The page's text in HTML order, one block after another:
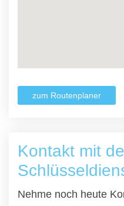
zum Routenplaner
Kontakt mit
Nehme noch heute